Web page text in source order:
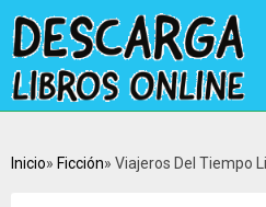
Inicio Ficción Viajeros Del Tiempo